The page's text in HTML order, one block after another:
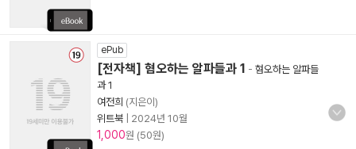
ePub
[전자책] 혐오하는 알파들과 1 - 혐오하는 알파들
과 1
여전희 (지은이)
위트북
2024년 10월
1,000원 (50원)